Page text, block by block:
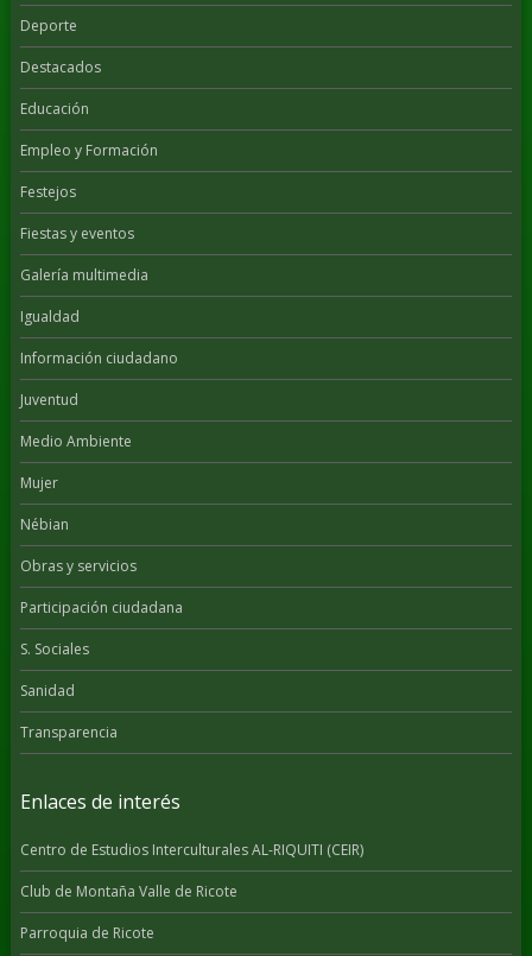
Deporte
Destacados
Educación
Empleo y Formación
Festejos
Fiestas y eventos
Galería multimedia
Igualdad
Información ciudadano
Juventud
Medio Ambiente
Mujer
Nébian
Obras y servicios
Participación ciudadana
S. Sociales
Sanidad
Transparencia
Enlaces de interés
Centro de Estudios Interculturales AL-RIQUITI (CEIR)
Club de Montaña Valle de Ricote
Parroquia de Ricote